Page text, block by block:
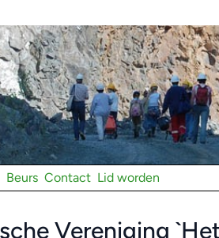
Beurs Contact Lid worden
Vereniging